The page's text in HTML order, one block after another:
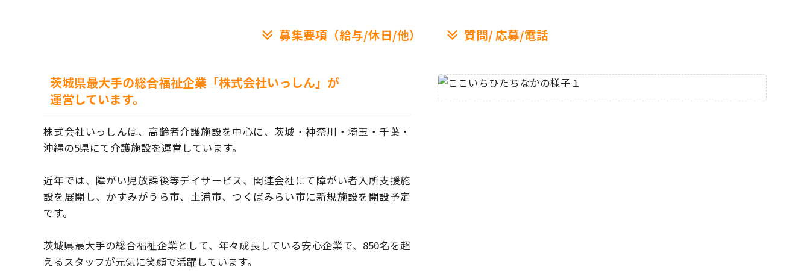
募集要項（給与/休日/他） 質問/応募/電話
茨城県最大手の総合福祉企業「株式会社いっしん」が
運営しています。
株式会社いっしんは、高齢者介護施設を中心に、茨城・神奈川・埼玉・ 千葉・
沖縄の5県にて介護施設を運営しています。
近年では、障がい児放課後等デイサービス、関連会社にて障がい者入所支援施
設を展開し、かすみがうら市、土浦市、つくばみらい市に新規施設を開設予定
です。
茨城県最大手の総合福祉企業として、年々成長している安心企業で、 850名を超
えるスタッフが元気に笑顔で活躍しています。